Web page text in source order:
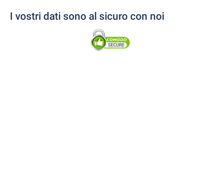
I vostri dati sono al sicuro con noi